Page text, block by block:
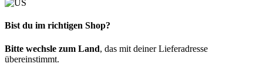
Bist du im richtigen Shop?
Bitte wechsle zum Land, das mit deiner Lieferadresse
übereinstimmt.